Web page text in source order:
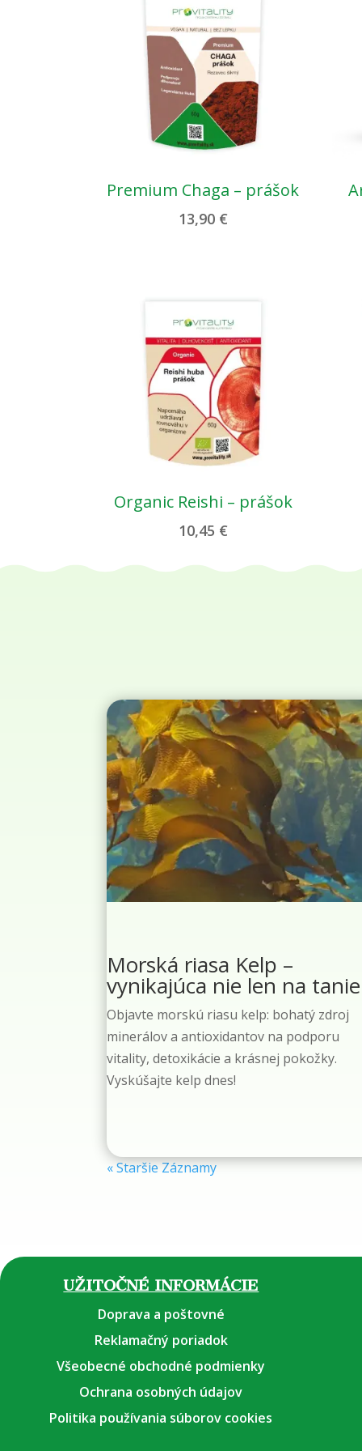
Premium Chaga – prášok
13,90 €
Organic Reishi – prášok
10,45 €
Morská riasa Kelp –
vynikajúca nie len na
Objavte morskú riasu kelp: bohatý zdroj
minerálov a antioxidantov na podporu
vitality, detoxikácie a krásnej pokožky.
Vyskúšajte kelp dnes!
« Staršie Záznamy
UŽITOČNÉ INFORMÁCIE
Doprava a poštovné
Reklamačný poriadok
Všeobecné obchodné podmienky
Ochrana osobných údajov
Politika používania súborov cookies